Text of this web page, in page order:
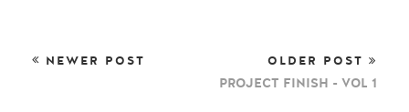
NEWER POST OLDER POST
PROJECT FINISH - VOL 1